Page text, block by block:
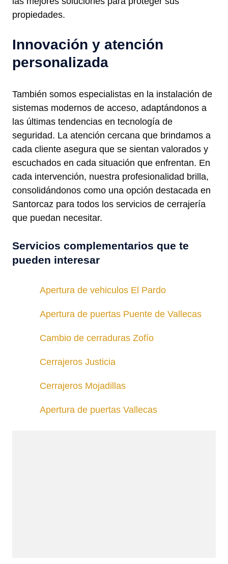
propiedades.
Innovación y atención
personalizada
También somos especialistas en la instalación de
sistemas modernos de acceso, adaptándonos a
las últimas tendencias en tecnología de
seguridad. La atención cercana que brindamos a
cada cliente asegura que se sientan valorados y
escuchados en cada situación que enfrentan. En
cada intervención, nuestra profesionalidad brilla,
consolidándonos como una opción destacada en
Santorcaz para todos los servicios de cerrajería
que puedan necesitar.
Servicios complementarios que te
pueden interesar
Apertura de vehiculos El Pardo
Apertura de puertas Puente de Vallecas
Cambio de cerraduras Zofío
Cerrajeros Justicia
Cerrajeros Mojadillas
Apertura de puertas Vallecas